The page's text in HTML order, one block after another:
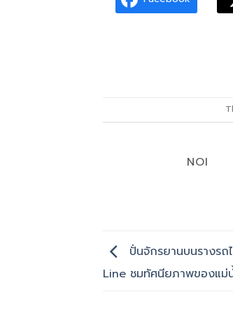
NOI
ปั่นจักรยานบนรางร
Line ชมทัศนียภาพของแม่